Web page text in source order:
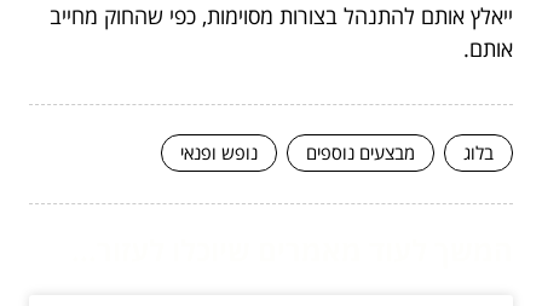
ייאלץ אותם להתנהל בצורות מסוימות, כפי שהחוק מחייב
אותם.
בלוג מבצעים נוספים נופש ופנאי